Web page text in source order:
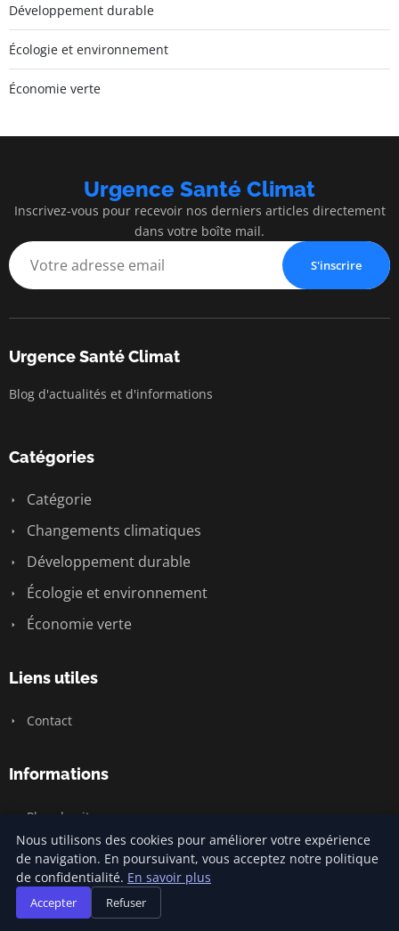
Développement durable
Écologie et environnement
Économie verte
Urgence Santé Climat
Inscrivez-vous pour recevoir nos derniers articles directement
dans votre boîte mail.
S'inscrire
Urgence Santé Climat
Blog d'actualités et d'informations
Catégories
Catégorie
Changements climatiques
Développement durable
Écologie et environnement
Économie verte
Liens utiles
Contact
Informations
Plan du site
© 2026 Urgence Santé Climat. Tous droits réservés.
Nous utilisons des cookies pour améliorer votre expérience
de navigation. En poursuivant, vous acceptez notre politique
de confidentialité. En savoir plus
Accepter Refuser